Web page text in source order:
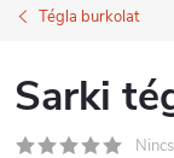
Tégla burkolat
Sarki